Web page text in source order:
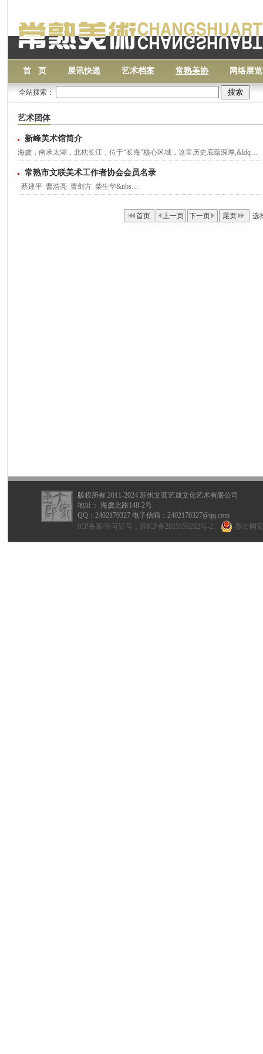
首 页 展讯快递 艺术档案 常熟美协 网络展览
全站搜索：
艺术团体
新峰美术馆简介
海虞，南承太湖，北枕长江，位于“长海”核心区域，这里历史底蕴深厚,&ldq…
常熟市文联美术工作者协会会员名录
蔡建平 曹浩亮 曹剑方 柴生华&nbs…
首页 上一页 下一页 尾页 选
版权所有 2011-2024 苏州文荟艺晟文化艺术有限公司
地址： 海虞北路148-2号
QQ： 2402170327 电子信箱：2402170327@qq.com
ICP备案/许可证号： 苏ICP备2025156282号-2 苏公网